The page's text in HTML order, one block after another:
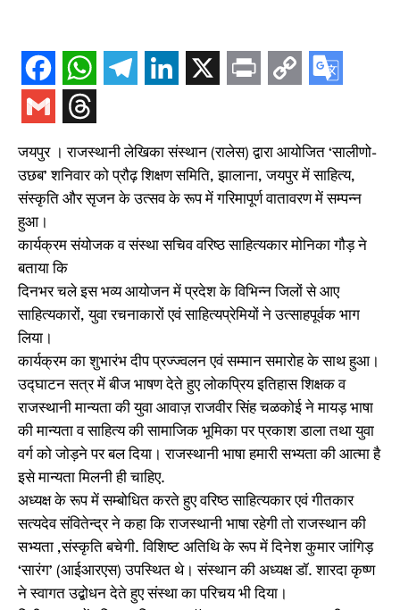
जयपुर । राजस्थानी लेखिका संस्थान (रालेस) द्वारा आयोजित ‘सालीणो-
उछब’ शनिवार को प्रौढ़ शिक्षण समिति, झालाना, जयपुर में साहित्य,
संस्कृति और सृजन के उत्सव के रूप में गरिमापूर्ण वातावरण में सम्पन्न
हुआ।
कार्यक्रम संयोजक व संस्था सचिव वरिष्ठ साहित्यकार मोनिका गौड़ ने
बताया कि
दिनभर चले इस भव्य आयोजन में प्रदेश के विभिन्न जिलों से आए
साहित्यकारों, युवा रचनाकारों एवं साहित्यप्रेमियों ने उत्साहपूर्वक भाग
लिया।
कार्यक्रम का शुभारंभ दीप प्रज्ज्वलन एवं सम्मान समारोह के साथ हुआ।
उद्घाटन सत्र में बीज भाषण देते हुए लोकप्रिय इतिहास शिक्षक व
राजस्थानी मान्यता की युवा आवाज़ राजवीर सिंह चळकोई ने मायड़ भाषा
की मान्यता व साहित्य की सामाजिक भूमिका पर प्रकाश डाला तथा युवा
वर्ग को जोड़ने पर बल दिया। राजस्थानी भाषा हमारी सभ्यता की आत्मा है
इसे मान्यता मिलनी ही चाहिए.
अध्यक्ष के रूप में सम्बोधित करते हुए वरिष्ठ साहित्यकार एवं गीतकार
सत्यदेव संवितेन्द्र ने कहा कि राजस्थानी भाषा रहेगी तो राजस्थान की
सभ्यता ,संस्कृति बचेगी. विशिष्ट अतिथि के रूप में दिनेश कुमार जांगिड़
‘सारंग’ (आईआरएस) उपस्थित थे। संस्थान की अध्यक्ष डॉ. शारदा कृष्ण
ने स्वागत उद्बोधन देते हुए संस्था का परिचय भी दिया।